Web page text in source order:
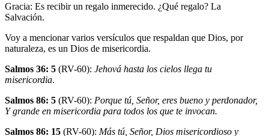
Gracia: Es recibir un regalo inmerecido. ¿Qué regalo? La
Salvación.
Voy a mencionar varios versículos que respaldan que Dios, por
naturaleza, es un Dios de misericordia.
Salmos 36: 5 (RV-60): Jehová hasta los cielos llega tu
misericordia.
Salmos 86: 5 (RV-60): Porque tú, Señor, eres bueno y perdonador,
Y grande en misericordia para todos los que te invocan.
Salmos 86: 15 (RV-60): Más tú, Señor, Dios misericordioso y